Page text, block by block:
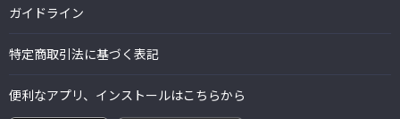
ガイドライン
特定商取引法に基づく表記
便利なアプリ、インストールはこちらから